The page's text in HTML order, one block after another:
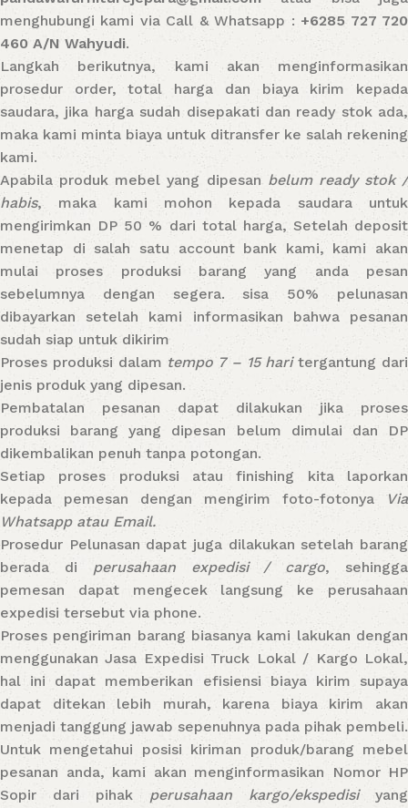
menghubungi kami via Call & Whatsapp : +6285 727 720
460 A/N Wahyudi.
Langkah berikutnya, kami akan menginformasikan
prosedur order, total harga dan biaya kirim kepada
saudara, jika harga sudah disepakati dan ready stok ada,
maka kami minta biaya untuk ditransfer ke salah rekening
kami.
Apabila produk mebel yang dipesan belum ready stok /
habis, maka kami mohon kepada saudara untuk
mengirimkan DP 50 % dari total harga, Setelah deposit
menetap di salah satu account bank kami, kami akan
mulai proses produksi barang yang anda pesan
sebelumnya dengan segera. sisa 50% pelunasan
dibayarkan setelah kami informasikan bahwa pesanan
sudah siap untuk dikirim
Proses produksi dalam tempo 7 – 15 haritergantung dari
jenis produk yang dipesan.
Pembatalan pesanan dapat dilakukan jika proses
produksi barang yang dipesan belum dimulai dan DP
dikembalikan penuh tanpa potongan.
Setiap proses produksi atau finishing kita laporkan
kepada pemesan dengan mengirim foto-fotonya Via
Whatsapp atau Email.
Prosedur Pelunasan dapat juga dilakukan setelah barang
berada di perusahaan expedisi / cargo, sehingga
pemesan dapat mengecek langsung ke perusahaan
expedisi tersebut via phone.
Proses pengiriman barang biasanya kami lakukan dengan
menggunakan Jasa Expedisi Truck Lokal / Kargo Lokal,
hal ini dapat memberikan efisiensi biaya kirim supaya
dapat ditekan lebih murah, karena biaya kirim akan
menjadi tanggung jawab sepenuhnya pada pihak pembeli.
Untuk mengetahui posisi kiriman produk/barang mebel
pesanan anda, kami akan menginformasikan Nomor HP
Sopir dari pihak perusahaan kargo/ekspedisiyang